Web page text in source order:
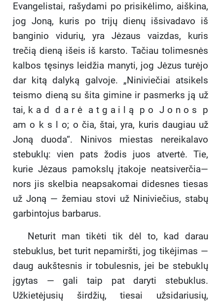
Evangelistai, rašydami po prisikėlimo, aiškina,
jog Joną, kuris po trijų dienų išsivadavo iš
banginio vidurių, yra Jėzaus vaizdas, kuris
trečią dieną išeis iš karsto. Tačiau tolimesnės
kalbos tęsinys leidžia manyti, jog Jėzus turėjo
dar kitą dalyką galvoje. „Niniviečiai atsikels
teismo dieną su šita gimine ir pasmerks ją už
tai, k a d d a r ė a t g a i l ą p o J o n o s p
am o k s l o; o čia, štai, yra, kuris daugiau už
Joną duoda“. Ninivos miestas nereikalavo
stebuklų: vien pats žodis juos atvertė. Tie,
kurie Jėzaus pamokslų įtakoje neatsiverčia—
nors jis skelbia neapsakomai didesnes tiesas
už Joną — žemiau stovi už Niniviečius, stabų
garbintojus barbarus.
Neturit man tikėti tik dėl to, kad darau
stebuklus, bet turit nepamiršti, jog tikėjimas —
daug aukštesnis ir tobulesnis, jei be stebuklų
įgytas — gali taip pat daryti stebuklus.
Užkietėjusių širdžių, tiesai užsidariusių,